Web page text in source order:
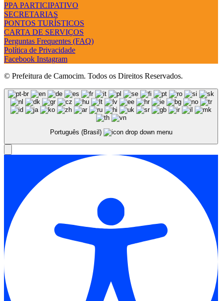
PPA PARTICIPATIVO
SECRETARIAS
PONTOS TURÍSTICOS
CARTA DE SERVIÇOS
Perguntas Frequentes (FAQ)
Política de Privacidade
Facebook Instagram
© Prefeitura de Camocim. Todos os Direitos Reservados.
Português (Brasil)